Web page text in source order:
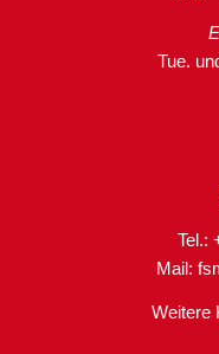
Tue.
Tel.:
Mail:
Weitere